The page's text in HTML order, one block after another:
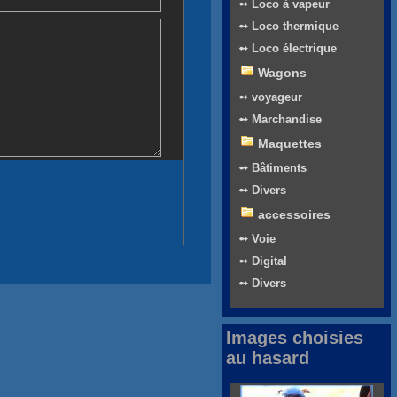
➻ Loco à vapeur
➻ Loco thermique
➻ Loco électrique
Wagons
➻ voyageur
➻ Marchandise
Maquettes
➻ Bâtiments
➻ Divers
accessoires
➻ Voie
➻ Digital
➻ Divers
Images choisies
au hasard